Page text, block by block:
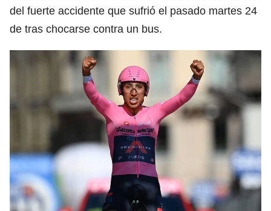
del fuerte accidente que sufrió el pasado martes 24
de tras chocarse contra un bus.